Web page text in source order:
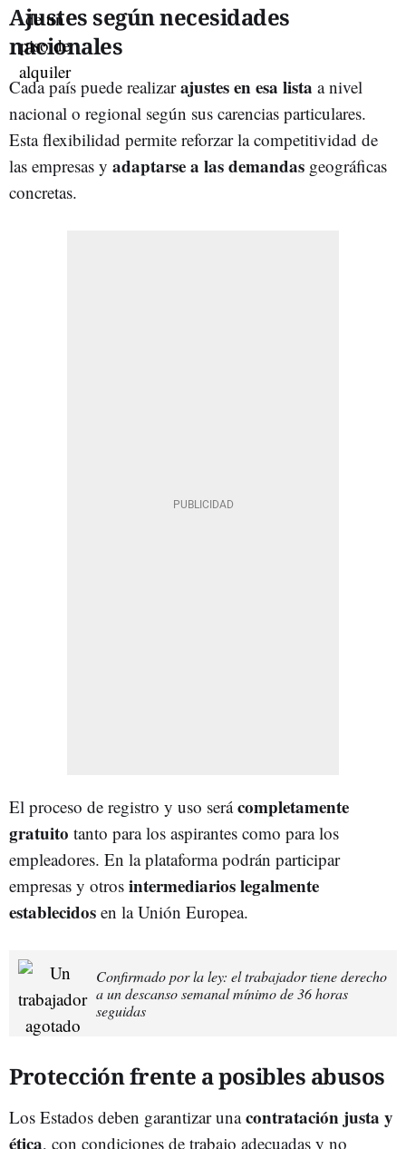
Ajustes según necesidades
nacionales
Cada país puede realizarajustes en esa lista a nivel
nacional o regional según sus carencias particulares.
Esta flexibilidad permite reforzar la competitividad de
las empresas y adaptarse a las demandas geográficas
concretas.
El proceso de registro y uso serácompletamente
gratuito tanto para los aspirantes como para los
empleadores. En la plataforma podrán participar
empresas y otros intermediarios legalmente
establecidos en la Unión Europea.
Confirmado por la ley: el trabajador tiene derecho
a un descanso semanal mínimo de 36 horas
seguidas
Protección frente a posibles abusos
Los Estados deben garantizar unacontratación justa y
ética, con condiciones de trabajo adecuadas y no